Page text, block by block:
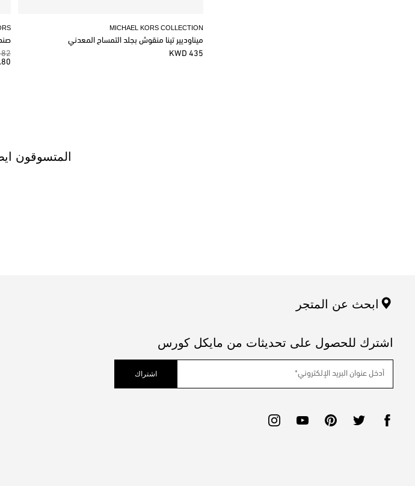
82 KWD
MICHAEL KORS COLLECTION
ميناوديير تينا منقوش بجلد التمساح المعدني
435 KWD
المتسوقون
ابحث عن المتجر
اشترك للحصول على تحديثات من مايكل كورس
اشتراك